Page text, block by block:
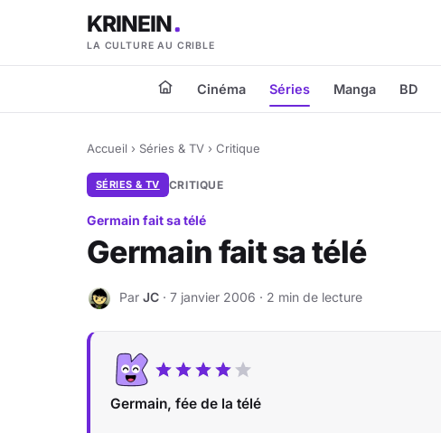
KRINEIN
LA CULTURE AU CRIBLE
Cinéma Séries Manga BD
Accueil › Séries & TV › Critique
SÉRIES & TV CRITIQUE
Germain fait sa télé
Germain fait sa télé
J Par JC · 7 janvier 2006 · 2 min de lecture
Germain, fée de la télé